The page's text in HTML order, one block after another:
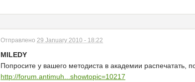
Отправлено 29 January 2010 - 18:22
MILEDY
Попросите у вашего методиста в академии распечатать,
http://forum.antimuh...showtopic=10217